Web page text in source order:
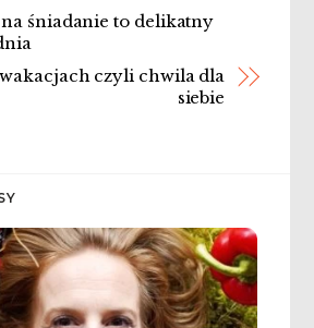
śniadanie to delikatny
czyli chwila dla
siebie